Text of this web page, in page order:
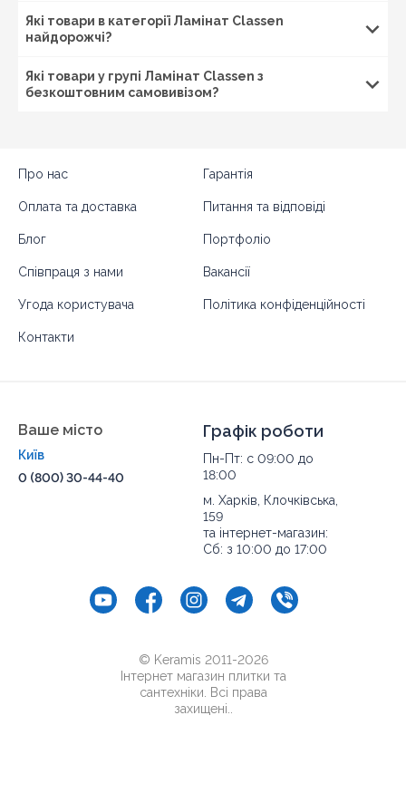
Конотоп, Львів, Дрогобич, Стрий,Одеса
Дністровський, Ізмаїл, Херсон, Черкаси, Умань, Канів,
Миргород, Лубни, Вінниця, Жмеринка, Гайсин,
Бердичів, Житомир, Новоград-Волинський,
Чортків,
, Кіцмань та інші міста України.
Які товари в категорії Ламінат Classen
найдорожчі?
Які товари у групі Ламінат Classen з
безкоштовним самовивізом?
Про нас Гарантія
Оплата та доставка Питання та відповіді
Блог Портфоліо
Співпраця з нами Вакансії
Угода користувача Політика конфіденційності
Контакти
Ваше місто
Київ
0 (800) 30-44-40
Графік роботи
Пн-Пт: с 09:00 до
18:00
м. Харків, Клочківська,
159
та інтернет-магазин:
Сб: з 10:00 до 17:00
© Keramis 2011-2026
Інтернет магазин плитки та
сантехніки. Всі права
захищені..